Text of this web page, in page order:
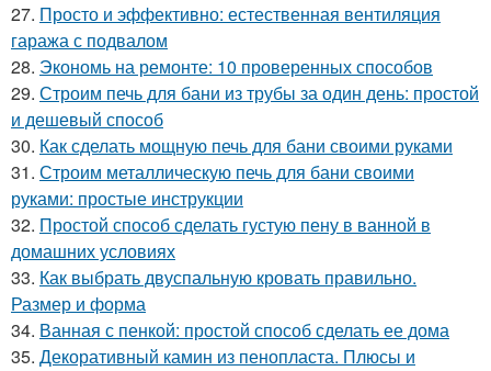
27. Просто и эффективно: естественная вентиляция
гаража с подвалом
28. Экономь на ремонте: 10 проверенных способов
29. Строим печь для бани из трубы за один день: простой
и дешевый способ
30. Как сделать мощную печь для бани своими руками
31. Строим металлическую печь для бани своими
руками: простые инструкции
32. Простой способ сделать густую пену в ванной в
домашних условиях
33. Как выбрать двуспальную кровать правильно.
Размер и форма
34. Ванная с пенкой: простой способ сделать ее дома
35. Декоративный камин из пенопласта. Плюсы и